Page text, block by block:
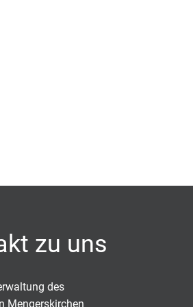
zu uns
des
Mengerskirchen